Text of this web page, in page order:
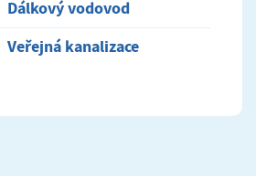
Dálkový vodovod
Veřejná kanalizace